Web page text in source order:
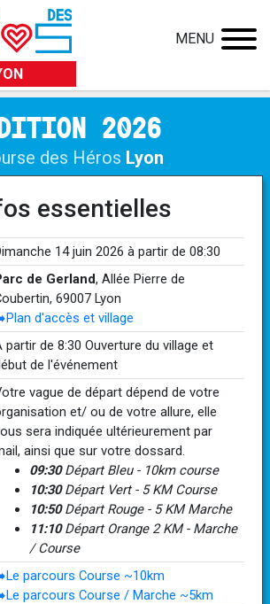
MENU
2026
des Héros Lyon
essentielles
14 juin 2026 à partir de 08:30
de Gerland, Allée Pierre de
69007 Lyon
d'accès et village
partir de 8:30 Ouverture du village et
de l'événement
vague de départ dépend de votre
et/ ou de votre allure, elle
sera indiquée ultérieurement par
ainsi que sur votre dossard.
09:30Départ Bleu - 10km course
10:30Départ Vert - 5 KM Course
10:50Départ Rouge - 5 KM Marche
11:10Départ Orange 2 KM - Marche
/ Course
parcours Course ~10km
parcours Course / Marche ~5km